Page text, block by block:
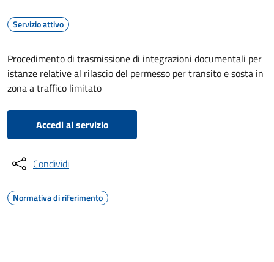
Servizio attivo
Procedimento di trasmissione di integrazioni documentali per
istanze relative al rilascio del permesso per transito e sosta in
zona a traffico limitato
Accedi al servizio
Condividi
Normativa di riferimento